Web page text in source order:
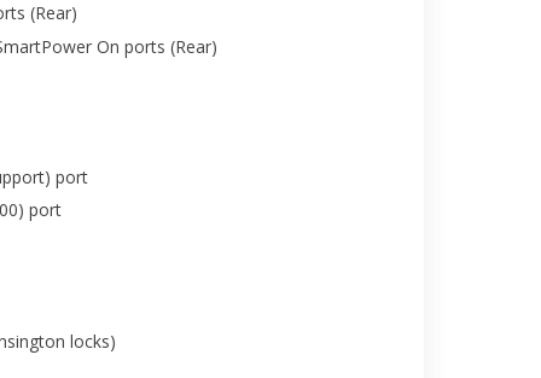
(Rear)
On ports (Rear)
port
port
locks)